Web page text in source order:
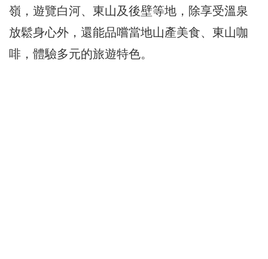
嶺，遊覽白河、東山及後壁等地，除享受溫泉
放鬆身心外，還能品嚐當地山產美食、東山咖
啡，體驗多元的旅遊特色。